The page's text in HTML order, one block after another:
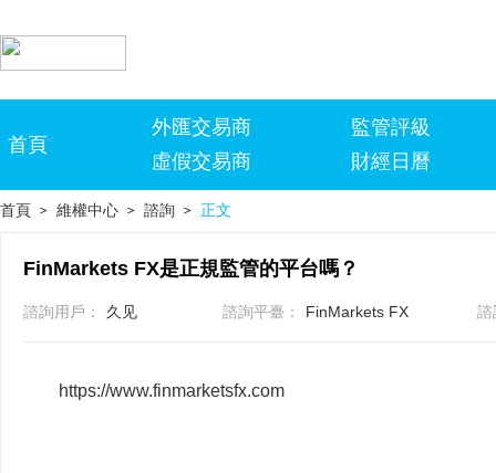
首頁
外匯交易商
虛假交易商
監管評級
財經日曆
首頁 > 維權中心 > 諮詢 > 正文
FinMarkets FX是正規監管的平台嗎？
諮詢用戶： 久见 諮詢平臺： FinMarkets FX 諮
https://www.finmarketsfx.com